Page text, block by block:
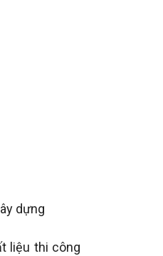
dựng
liệu thi công